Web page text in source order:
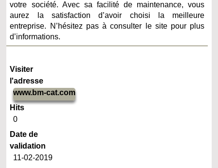
votre société. Avec sa facilité de maintenance, vous
aurez la satisfaction d’avoir choisi la meilleure
entreprise. N’hésitez pas à consulter le site pour plus
d’informations.
Visiter
l'adresse
www.bm-cat.com
Hits
0
Date de
validation
11-02-2019